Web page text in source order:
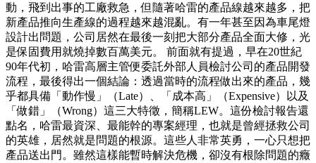
動，飛到出事的工廠救急，但隨著哈雷的產品線越來越多，把
新產品推向生產線的過程越來越混亂。有一年甚至因為車尾燈
設計出問題，公司居然在最後一刻把大部分產品全面大修，光
是保固費用就燒掉數百萬美元。 前面就有提過，早在20世紀
90年代初，哈雷高層主管便委託外部人員檢討公司的產品開發
流程，最後得出一個結論：透過當時的流程做出來的產品，幾
乎都具備「動作慢」（Late）、「成本高」（Expensive）以及
「做錯」（Wrong）這三大特徵，簡稱LEW。這份檢討報告還
點名，哈雷最資深、最能幹的專案經理，也就是曾經拯救公司
的英雄，居然就是問題的根源。這些人非常英勇，一心只想把
產品送出門。雖然這樣能暫時解決危機，卻沒有根除問題的癥